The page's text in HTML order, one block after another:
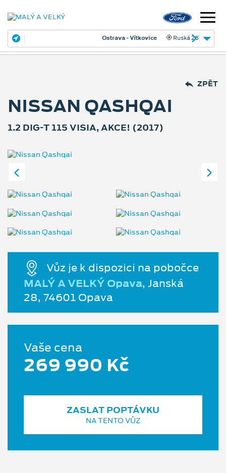
Ruská 2877
ZPĚT
NISSAN QASHQAI
1.2 DIG-T 115 VISIA, AKCE! (2017)
Vůz je k dispozici na pobočce
MALÝ A VELKÝ Opava, Janská
28, 74601 Opava
Vaše cena
269 990 Kč
ZASLAT POPTÁVKU
NA TENTO VŮZ